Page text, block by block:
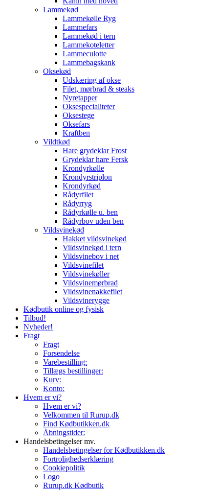
Lammekød
Lammekølle Ryg
Lammefars
Lammekød i tern
Lammekoteletter
Lammeculotte
Lammebagskank
Oksekød
Udskæring af okse
Filet, mørbrad & steaks
Nyretapper
Oksespecialiteter
Oksestege
Oksefars
Kraftben
Vildtkød
Hare grydeklar Frost
Grydeklar hare Fersk
Krondyrkølle
Krondyrstriplon
Krondyrkød
Rådyrfilet
Rådyrryg
Rådyrkølle u. ben
Rådyrbov uden ben
Vildsvinekød
Hakket vildsvinekød
Vildsvinekød i tern
Vildsvinebov i net
Vildsvinefilet
Vildsvinekøller
Vildsvinemørbrad
Vildsvinenakkefilet
Vildsvinerygge
Kødbutik online og fysisk
Tilbud!
Nyheder!
Fragt
Fragt
Forsendelse
Varebestilling:
Tillægs bestillinger:
Kurv:
Konto:
Hvem er vi?
Hvem er vi?
Velkommen til Rurup.dk
Find Kødbutikken.dk
Åbningstider:
Handelsbetingelser mv.
Handelsbetingelser for Kødbutikken.dk
Fortrolighedserklæring
Cookiepolitik
Logo
Rurup.dk Kødbutik